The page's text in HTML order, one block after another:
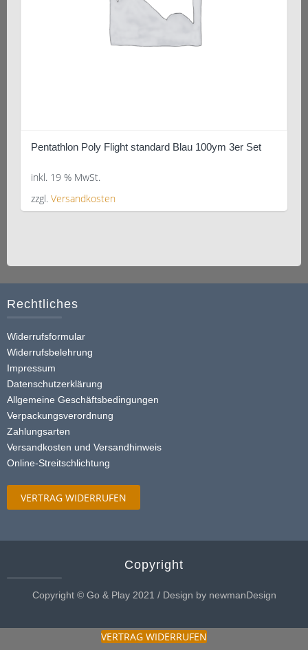
Pentathlon Poly Flight standard Blau 100ym 3er Set
inkl. 19 % MwSt.
zzgl. Versandkosten
Rechtliches
Widerrufsformular
Widerrufsbelehrung
Impressum
Datenschutzerklärung
Allgemeine Geschäftsbedingungen
Verpackungsverordnung
Zahlungsarten
Versandkosten und Versandhinweis
Online-Streitschlichtung
VERTRAG WIDERRUFEN
Copyright
Copyright © Go & Play 2021 / Design by newmanDesign
VERTRAG WIDERRUFEN